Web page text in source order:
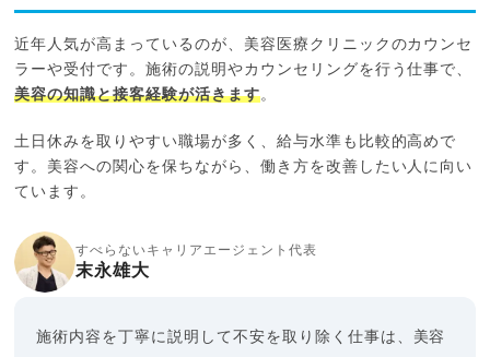
近年人気が高まっているのが、美容医療クリニックのカウンセ
ラーや受付です。施術の説明やカウンセリングを行う仕事で、
美容の知識と接客経験が活きます。
土日休みを取りやすい職場が多く、給与水準も比較的高めで
す。美容への関心を保ちながら、働き方を改善したい人に向い
ています。
すべらないキャリアエージェント代表
末永雄大
施術内容を丁寧に説明して不安を取り除く仕事は、美容